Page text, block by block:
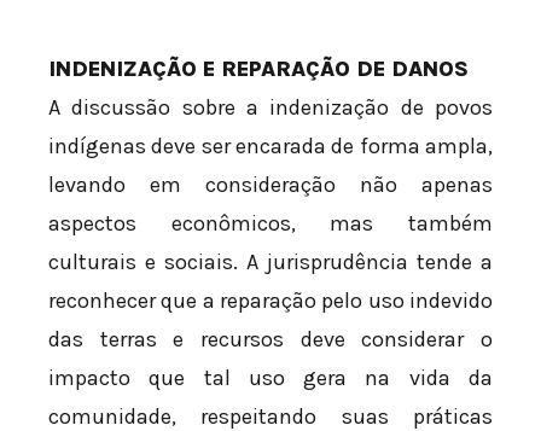
INDENIZAÇÃO E REPARAÇÃO DE DANOS
A discussão sobre a indenização de povos
indígenas deve ser encarada de forma ampla,
levando em consideração não apenas
aspectos econômicos, mas também
culturais e sociais. A jurisprudência tende a
reconhecer que a reparação pelo uso indevido
das terras e recursos deve considerar o
impacto que tal uso gera na vida da
comunidade, respeitando suas práticas